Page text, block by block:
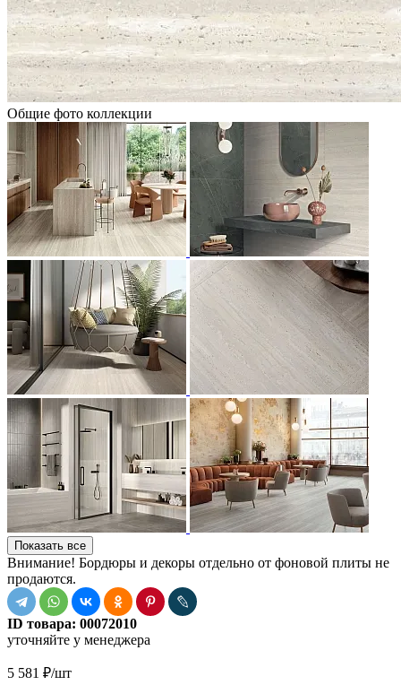
Общие фото коллекции
Показать все
Внимание! Бордюры и декоры отдельно от фоновой плиты не
продаются.
ID товара: 00072010
уточняйте у менеджера
5 581 ₽/шт